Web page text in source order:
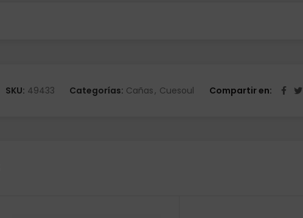
SKU: 49433 Categorías: Cañas, Cuesoul Compartir en